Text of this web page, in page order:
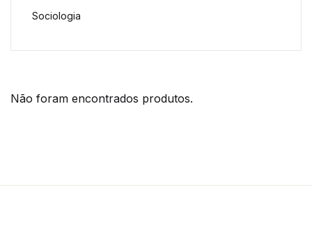
Não foram encontrados produtos.
Sociologia